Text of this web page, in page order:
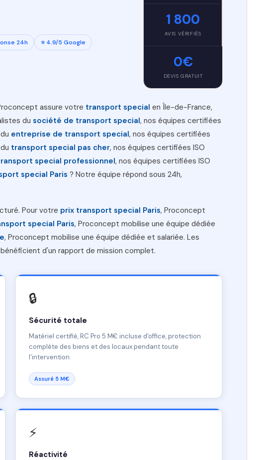
24h ⭐ 4.9/5 Google
1 800
AVIS VÉRIFIÉS
0€
DEVIS GRATUIT
assure votre transport special en Île-de-France,
du société de transport special, nos équipes certifiées
entreprise de transport special, nos équipes certifiées
transport special pas cher, nos équipes certifiées ISO
special professionnel, nos équipes certifiées ISO
special Paris ? Notre équipe répond sous 24h,
Pour votre prix transport special Paris, Proconcept
special Paris, Proconcept mobilise une équipe dédiée
, Proconcept mobilise une équipe dédiée et salariée. Les
bénéficient d'un rapport de mission complet.
🔒
Sécurité totale
Matériel certifié, RC Pro 5 M€ incluse d'office, protection
complète des biens et des locaux pendant toute
l'intervention.
Assuré 5 M€
⚡
Réactivité